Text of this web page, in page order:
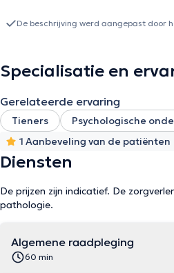
De beschrijving werd aangepast door
Specialisatie en
Gerelateerde ervaring
Tieners Psychologische
1 Aanbeveling van de patiënten
Diensten
De prijzen zijn indicatief. De
pathologie.
Algemene raadpleging
60 min